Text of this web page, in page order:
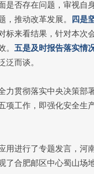
是否存在问题，审视自
，推动改革发展。
四是
来看结果，针对本次
。 五是及时报告落实情
泛而谈。
力贯彻落实中央决策部
项工作，即强化安全生
用进行了专题发言，河
了合肥邮区中心蜀山场